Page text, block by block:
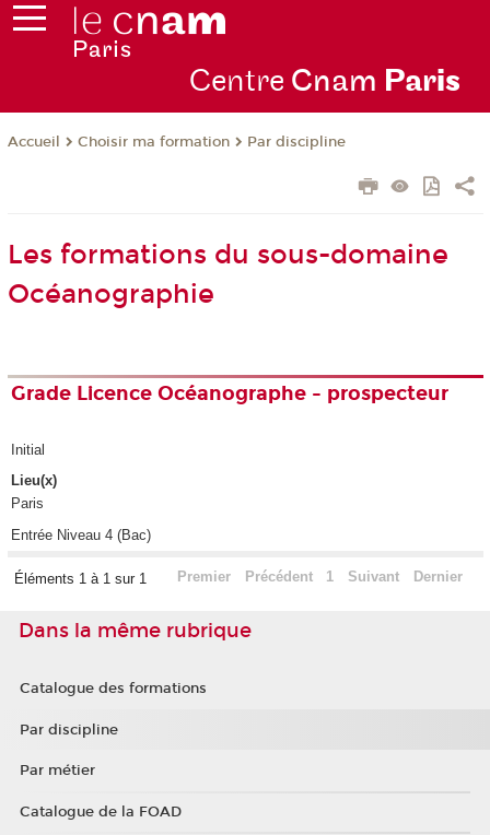
Centre Cnam Paris
Accueil Choisir ma formation Par discipline
Les formations du sous-domaine
Océanographie
Grade Licence Océanographe - prospecteur
Initial
Lieu(x)
Paris
Entrée Niveau 4 (Bac)
Éléments 1 à 1 sur 1 Premier Précédent 1 Suivant Dernier
Dans la même rubrique
Catalogue des formations
Par discipline
Par métier
Catalogue de la FOAD